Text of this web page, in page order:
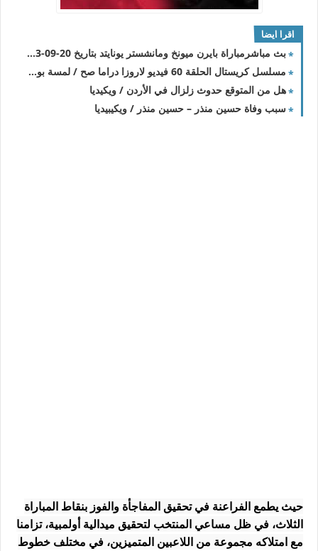
اقرا ايضا
بث مباشرمباراة بايرن ميونخ ومانشستر يونايتد بتاريخ 20-09-2023 دوري أبطال أوروبا
مسلسل كريستال الحلقة 60 فيديو لاروزا دراما صح / لمسة بوست
هل من المتوقع حدوث زلزال في الأردن / ويكيديا
سبب وفاة حسين منذر – حسين منذر / ويكيبيديا
حيث يطمع الفراعنة في تحقيق المفاجأة والفوز بنقاط المباراة
الثلاث، في ظل مساعي المنتخب لتحقيق ميدالية أولمبية، تزامنا
مع امتلاكه مجموعة من اللاعبين المتميزين، في مختلف خطوط